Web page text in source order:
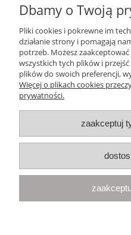
O
Your Space| Olimpijska 8,
Dbamy o Twoją
Pliki cookies i pokrewne im
działanie strony i pomagają
potrzeb. Możesz
wszystkich tych plików i
plików do swoich preferencji,
Więcej o plikach cookies
prywatności.
zaakceptuj